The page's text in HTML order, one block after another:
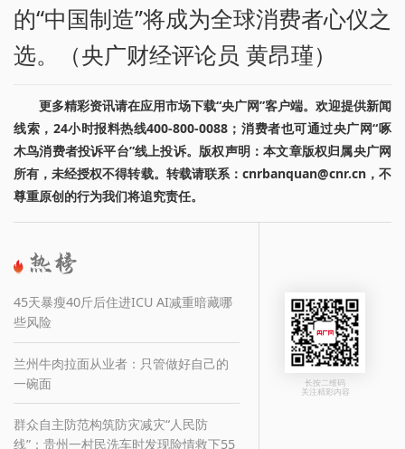
的“中国制造”将成为全球消费者心仪之
选。（央广财经评论员 黄昂瑾）
更多精彩资讯请在应用市场下载“央广网”客户端。欢迎提供新闻
线索，24小时报料热线400-800-0088；消费者也可通过央广网“啄
木鸟消费者投诉平台”线上投诉。版权声明：本文章版权归属央广网
所有，未经授权不得转载。转载请联系：cnrbanquan@cnr.cn，不
尊重原创的行为我们将追究责任。
45天暴瘦40斤后住进ICU AI减重暗藏哪
些风险
兰州牛肉拉面从业者：只管做好自己的
一碗面
群众自主防范构筑防灾减灾“人民防
线”：贵州一村民洗车时发现险情救下55
长按二维码
关注精彩内容